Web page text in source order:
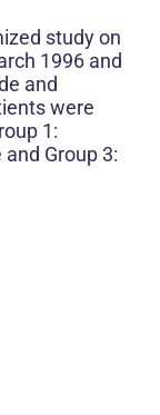
study on
1996 and
and
were
1:
Group 3: